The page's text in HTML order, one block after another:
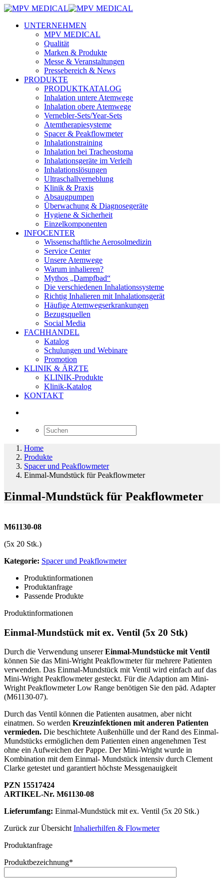
UNTERNEHMEN
MPV MEDICAL
Qualität
Marken & Produkte
Messe & Veranstaltungen
Pressebereich & News
PRODUKTE
PRODUKTKATALOG
Inhalation untere Atemwege
Inhalation obere Atemwege
Vernebler-Sets/Year-Sets
Atemtherapiesysteme
Spacer & Peakflowmeter
Inhalationstraining
Inhalation bei Tracheostoma
Inhalationsgeräte im Verleih
Inhalationslösungen
Ultraschallverneblung
Klinik & Praxis
Absaugpumpen
Überwachung & Diagnosegeräte
Hygiene & Sicherheit
Einzelkomponenten
INFOCENTER
Wissenschaftliche Aerosolmedizin
Service Center
Unsere Atemwege
Warum inhalieren?
Mythos „Dampfbad“
Die verschiedenen Inhalationssysteme
Richtig Inhalieren mit Inhalationsgerät
Häufige Atemwegserkrankungen
Bezugsquellen
Social Media
FACHHANDEL
Katalog
Schulungen und Webinare
Promotion
KLINIK & ÄRZTE
KLINIK-Produkte
Klinik-Katalog
KONTAKT
Home
Produkte
Spacer und Peakflowmeter
Einmal-Mundstück für Peakflowmeter
Einmal-Mundstück für Peakflowmeter
M61130-08
(5x 20 Stk.)
Kategorie: Spacer und Peakflowmeter
Produktinformationen
Produktanfrage
Passende Produkte
Produktinformationen
Einmal-Mundstück mit ex. Ventil (5x 20 Stk)
Durch die Verwendung unsererEinmal-Mundstücke mit Ventil
können Sie das Mini-Wright Peakflowmeter für mehrere Patienten
verwenden. Das Einmal-Mundstück mit Ventil wird einfach auf das
Mini-Wright Peakflowmeter gesteckt. Für die Adaption am Mini-
Wright Peakflowmeter Low Range benötigen Sie den päd. Adapter
(M61130-07).
Durch das Ventil können die Patienten ausatmen, aber nicht
einatmen. So werden Kreuzinfektionen mit anderen Patienten
vermieden. Die beschichtete Außenhülle und der Rand des Einmal-
Mundstücks ermöglichen dem Patienten einen angenehmen Test
ohne ein Aufweichen der Pappe. Der Mini-Wright wurde in
Kombination mit dem Einmal- Mundstück intensiv durch Clement
Clarke getestet und garantiert höchste Messgenauigkeit
PZN 15517424
ARTIKEL-Nr. M61130-08
Lieferumfang: Einmal-Mundstück mit ex. Ventil (5x 20 Stk.)
Zurück zur Übersicht Inhalierhilfen & Flowmeter
Produktanfrage
Produktbezeichnung*